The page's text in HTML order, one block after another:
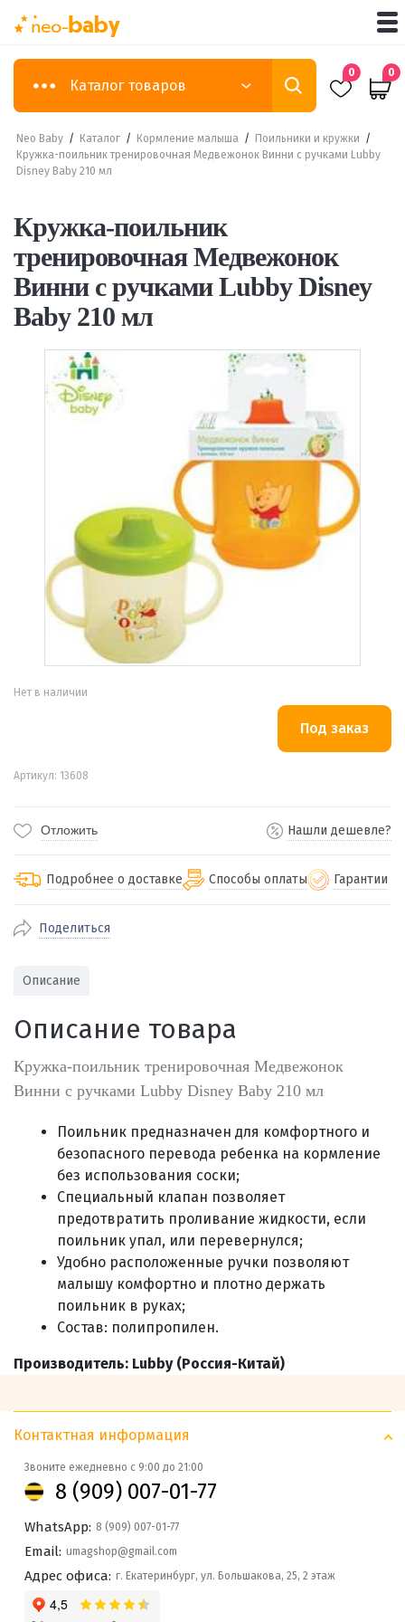
Каталог товаров
0 0
Neo Baby / Каталог / Кормление малыша / Поильники и кружки /
Кружка-поильник тренировочная Медвежонок Винни с ручками Lubby
Disney Baby 210 мл
Кружка-поильник
тренировочная Медвежонок
Винни с ручками Lubby Disney
Baby 210 мл
Нет в наличии
Артикул: 13608
Отложить Нашли дешевле?
Подробнее о доставке
По Екатеринбургу бесплатная
Отправляем во все регионы России
доставка, Почта РФ или любой другой
транспортной компанией на Ваш выбор
Способы оплаты
Через СБП при получении (для
Екатеринбурга и близлежащих
городов)
Онлайн через СБП
Гарантии
Поделиться
Описание
Описание товара
Кружка-поильник тренировочная Медвежонок
Винни с ручками Lubby Disney Baby 210 мл
Поильник предназначен для комфортного и
безопасного перевода ребенка на кормление
без использования соски;
Специальный клапан позволяет
предотвратить проливание жидкости, если
поильник упал, или перевернулся;
Удобно расположенные ручки позволяют
малышу комфортно и плотно держать
поильник в руках;
Состав: полипропилен.
Производитель: Lubby (Россия-Китай)
Контактная информация
Звоните ежедневно с 9:00 до 21:00
8 (909) 007-01-77
WhatsApp: 8 (909) 007-01-77
Email: umagshop@gmail.com
Адрес офиса: г. Екатеринбург, ул. Большакова, 25, 2 этаж